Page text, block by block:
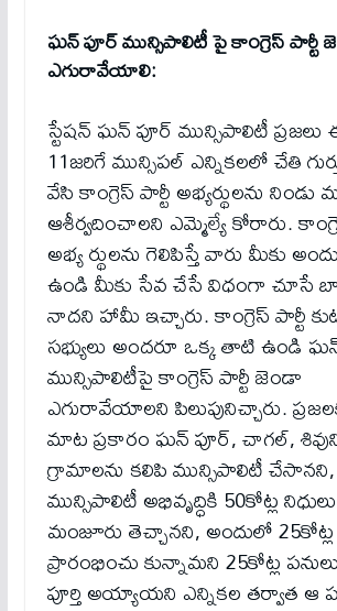
ఘన్ పూర్ మున్సిపాలిటీ పై కాంగ్రెస్ పార్టీ
ఎగురావేయాలి:
స్టేషన్ ఘన్ పూర్ మున్సిపాలిటీ
11జరిగే మున్సిపల్ ఎన్నికలలో చేతి
వేసి కాంగ్రెస్ పార్టీ అభ్యర్థులను
ఆశీర్వదించాలని ఎమ్మెల్యే కోరారు.
అభ్య ర్థులను గెలిపిస్తే వారు మీకు
ఉండి మీకు సేవ చేసే విధంగా చూసే
నాదని హామీ ఇచ్చారు. కాంగ్రెస్ పార్టీ
సభ్యులు అందరూ ఒక్క తాటి ఉండి
మున్సిపాలిటీపై కాంగ్రెస్ పార్టీ జెండా
ఎగురావేయాలని పిలుపునిచ్చారు.
మాట ప్రకారం ఘన్ పూర్, చాగల్,
గ్రామాలను కలిపి మున్సిపాలిటీ చేసానని,
మున్సిపాలిటీ అభివృద్ధికి 50కోట్ల నిధులు
మంజూరు తెచ్చానని, అందులో 25కోట్ల
ప్రారంభించు కున్నామని 25కోట్ల
పూర్తి అయ్యాయని ఎన్నికల తర్వాత ఆ